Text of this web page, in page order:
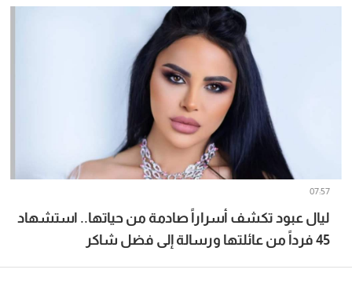
ليال عبود تكشف أسراراً صادمة من حياتها.. استشهاد
45 فرداً من عائلتها ورسالة إلى فضل شاكر
07:57